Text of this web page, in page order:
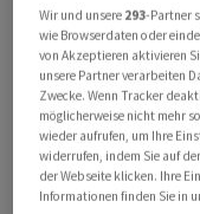
neuen
weitem nicht
von leichten
24'900. Nummer
Sattelschleppern
17 Prozent vor
Wir und unsere 293-Partner
wie Browserdaten oder
von Akzeptieren aktivieren
unsere Partner verarbeiten
Zwecke. Wenn Tracker
möglicherweise nicht mehr
wieder aufrufen, um Ihre
widerrufen, indem Sie auf
der Webseite klicken. Ihre
Informationen finden Sie in